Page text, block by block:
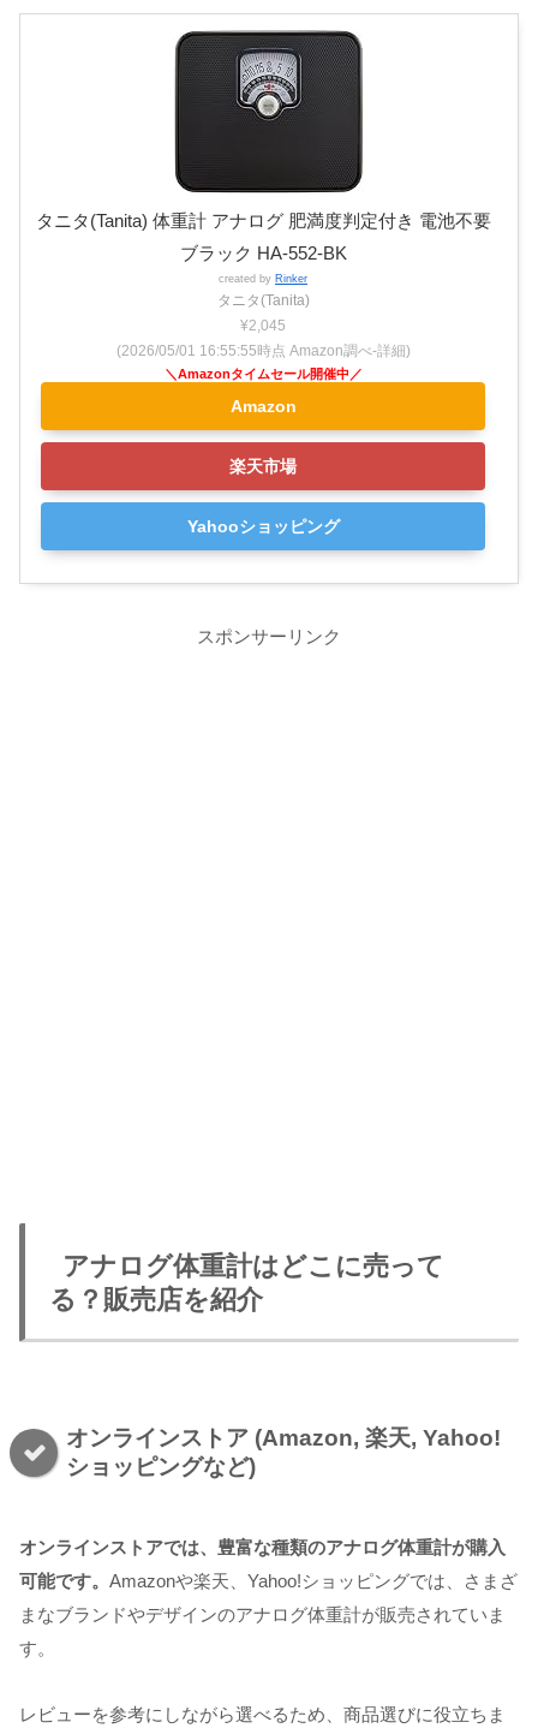
タニタ(Tanita) 体重計 アナログ 肥満度判定付き 電池不要
ブラック HA-552-BK
created by Rinker
タニタ(Tanita)
¥2,045
(2026/05/01 16:55:55時点 Amazon調べ-詳細)
Amazon
楽天市場
Yahooショッピング
スポンサーリンク
アナログ体重計はどこに売って
る？販売店を紹介
オンラインストア (Amazon, 楽天, Yahoo!
ショッピングなど)
オンラインストアでは、豊富な種類のアナログ体重計が購入
可能です。 Amazonや楽天、Yahoo!ショッピングでは、さまざ
まなブランドやデザインのアナログ体重計が販売されていま
す。
レビューを参考にしながら選べるため、商品選びに役立ちま